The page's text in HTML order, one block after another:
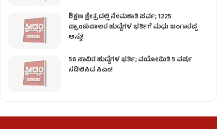
ಶಿಕ್ಷಣ ಕ್ಷೇತ್ರದಲ್ಲಿ ನೇಮಕಾತಿ ಪರ್ವ; 1225
ಪ್ರಾಂಶುಪಾಲರ ಹುದ್ದೆಗಳ ಭರ್ತಿಗೆ ಮಧು ಬಂಗಾರಪ್ಪ
ಅಸ್ತು!
56 ಸಾವಿರ ಹುದ್ದೆಗಳ ಭರ್ತಿ; ವಯೋಮಿತಿ 5 ವರ್ಷ
ಸಡಿಲಿಸಿದ ಸಿಎಂ!